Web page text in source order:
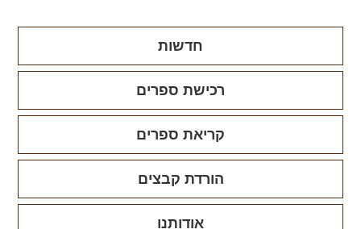
חדשות
רכישת ספרים
קריאת ספרים
הורדת קבצים
אודותנו